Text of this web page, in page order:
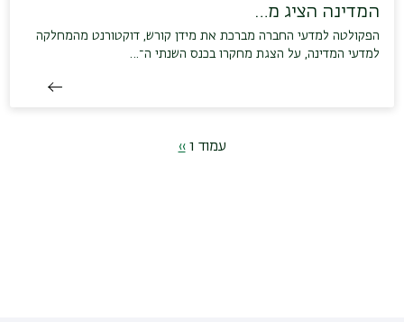
המדינה הציג מ…
הפקולטה למדעי החברה מברכת את מידן קורש, דוקטורנט מהמחלקה
למדעי המדינה, על הצגת מחקרו בכנס השנתי ה־…
עמוד 1
הדף
››